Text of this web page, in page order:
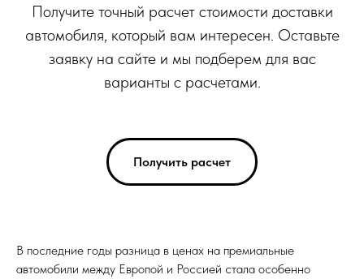
Получите точный расчет стоимости доставки
автомобиля, который вам интересен. Оставьте
заявку на сайте и мы подберем для вас
варианты с расчетами.
Получить расчет
В последние годы разница в ценах на премиальные
автомобили между Европой и Россией стала особенно